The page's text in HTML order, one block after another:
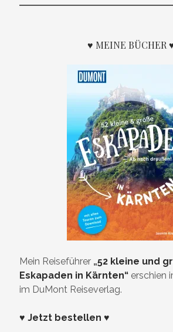
♥ MEINE BÜCHER
Mein Reiseführer „52 kleine und
Eskapaden in Kärnten“ erschien
im DuMont Reiseverlag.
♥ Jetzt bestellen ♥